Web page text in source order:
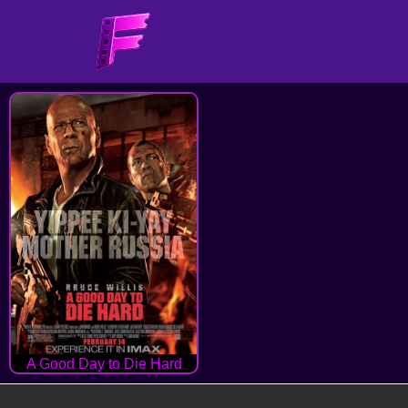
A Good Day to Die Hard